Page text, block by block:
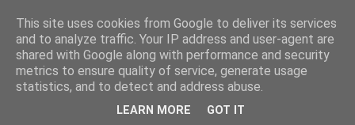
This site uses cookies from Google to deliver its services
and to analyze traffic. Your IP address and user-agent are
shared with Google along with performance and security
metrics to ensure quality of service, generate usage
statistics, and to detect and address abuse.
LEARN MORE GOT IT